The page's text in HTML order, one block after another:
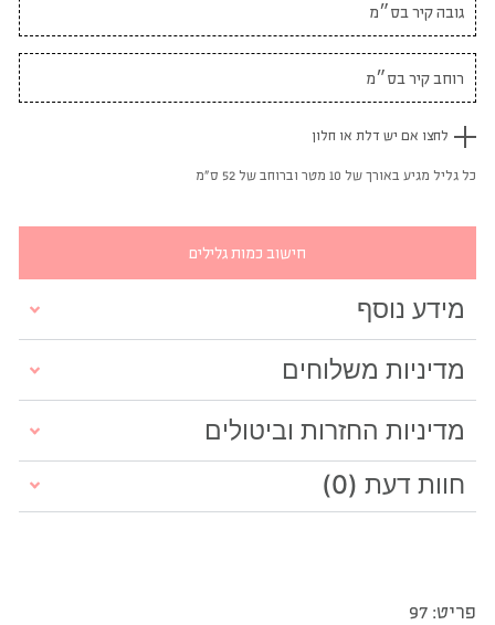
לחצו אם יש דלת או חלון
כל גליל מגיע באורך של 10 מטר וברוחב של 52 ס"מ
חישוב כמות גלילים
מידע נוסף
מדיניות משלוחים
מדיניות החזרות וביטולים
חוות דעת (0)
פריט: 97